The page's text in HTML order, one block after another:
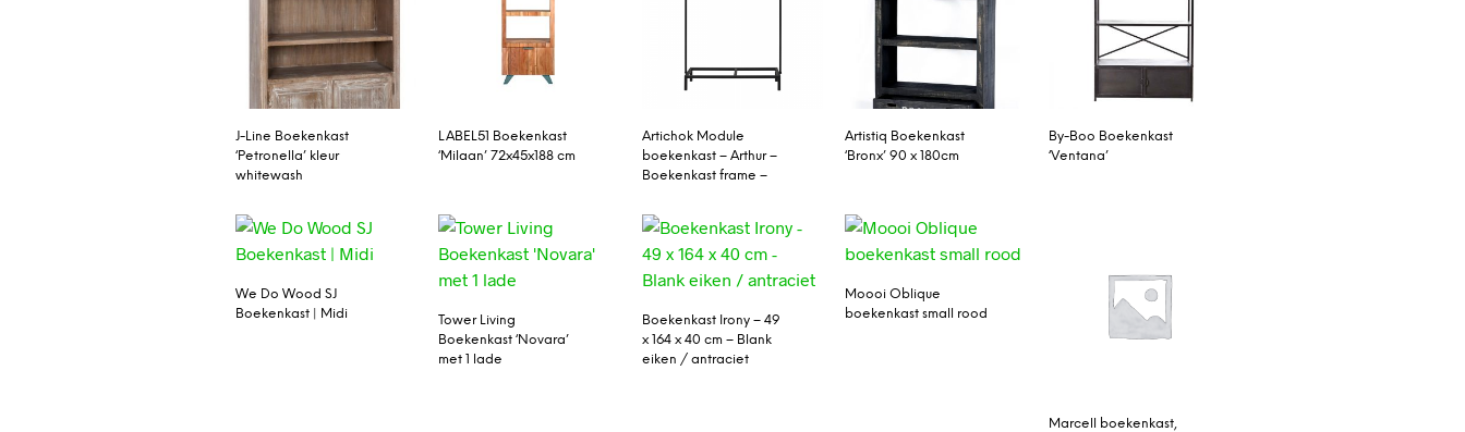
J-Line Boekenkast
‘Petronella’ kleur
whitewash
LABEL51 Boekenkast
‘Milaan’ 72x45x188 cm
Artichok Module
boekenkast – Arthur –
Boekenkast frame –
Artistiq Boekenkast
‘Bronx’ 90 x 180cm
By-Boo Boekenkast
‘Ventana’
We Do Wood SJ
Boekenkast | Midi
Tower Living
Boekenkast ‘Novara’
met 1 lade
Boekenkast Irony – 49
x 164 x 40 cm – Blank
eiken / antraciet
Moooi Oblique
boekenkast small rood
Marcell boekenkast,